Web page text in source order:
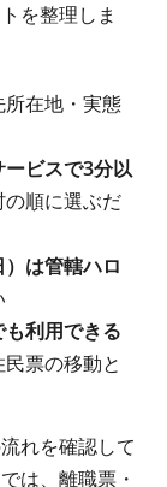
を整理しま
所在地・実態
ビスで3分以
順に選ぶだ
は管轄ハロ
利用できる
民票の移動と
れを確認して
は、離職票・